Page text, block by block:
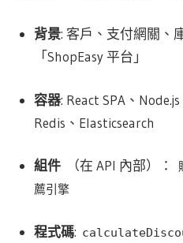
背景: 客戶、支付網關、
「ShopEasy 平台」
容器: React SPA、
Redis、Elasticsearch
組件（在 API 內部）：
薦引擎
程式碼: